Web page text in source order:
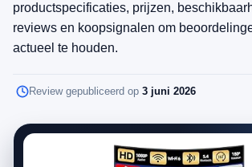
productspecificaties, prijzen,
reviews en koopsignalen om
actueel te houden.
Review gepubliceerd op 3 juni 2026